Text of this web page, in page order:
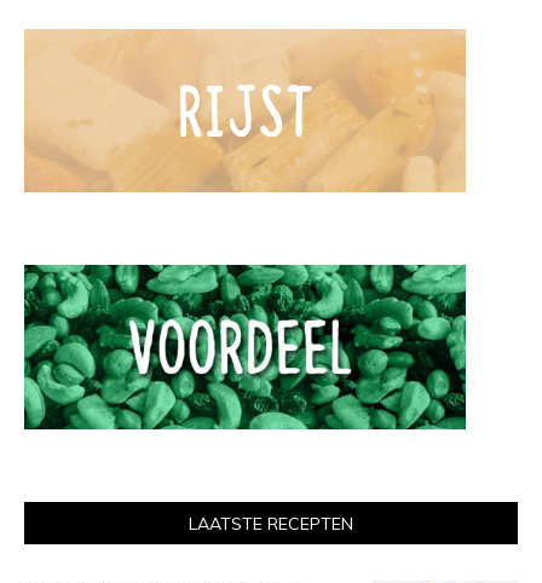
LAATSTE RECEPTEN